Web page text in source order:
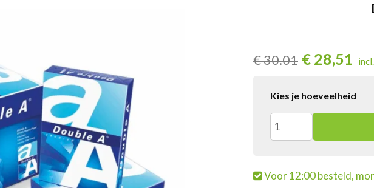
€30.01 € 28,51
Kies je hoeveelheid
Double
Printpapier
Voor 12:00 besteld,